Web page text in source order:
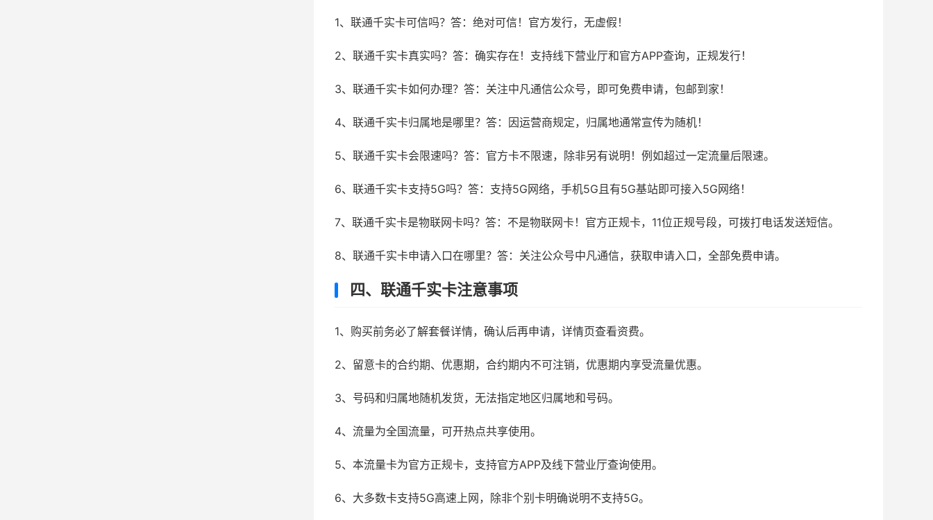
1、联通千实卡可信吗？答：绝对可信！官方发行，无虚假！
2、联通千实卡真实吗？答：确实存在！支持线下营业厅和官方APP查询，正规发行！
3、联通千实卡如何办理？答：关注中凡通信公众号，即可免费申请，包邮到家！
4、联通千实卡归属地是哪里？答：因运营商规定，归属地通常宣传为随机！
5、联通千实卡会限速吗？答：官方卡不限速，除非另有说明！例如超过一定流量后限速。
6、联通千实卡支持5G吗？答：支持5G网络，手机5G且有5G基站即可接入5G网络！
7、联通千实卡是物联网卡吗？答：不是物联网卡！官方正规卡，11位正规号段，可拨打电话发送短信。
8、联通千实卡申请入口在哪里？答：关注公众号中凡通信，获取申请入口，全部免费申请。
四、联通千实卡注意事项
1、购买前务必了解套餐详情，确认后再申请，详情页查看资费。
2、留意卡的合约期、优惠期，合约期内不可注销，优惠期内享受流量优惠。
3、号码和归属地随机发货，无法指定地区归属地和号码。
4、流量为全国流量，可开热点共享使用。
5、本流量卡为官方正规卡，支持官方APP及线下营业厅查询使用。
6、大多数卡支持5G高速上网，除非个别卡明确说明不支持5G。